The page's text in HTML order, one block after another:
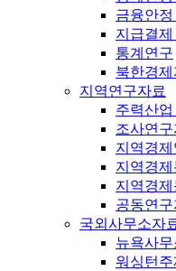
금융안
지급결
통계연구
북한경제
지역연구자료
주력산
조사연구
지역경제
지역경제
지역경
공동연구
국외사무소자
뉴욕사무
워싱턴주